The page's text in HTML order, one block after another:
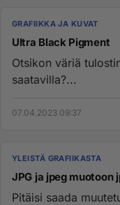
GRAFIIKKA JA KUVAT
Ultra Black Pigment
Otsikon väriä
saatavilla?...
07.04.2023 09:37
YLEISTÄ GRAFIIKASTA
Pitäisi saada